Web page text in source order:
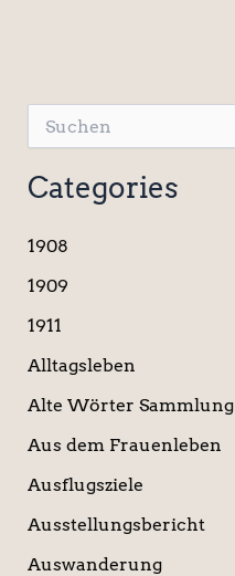
u
c
h
n
a
h
Categories
1908
1909
1911
Alltagsleben
Alte Wörter Sammlung
Aus dem Frauenleben
Ausflugsziele
Ausstellungsbericht
Auswanderung